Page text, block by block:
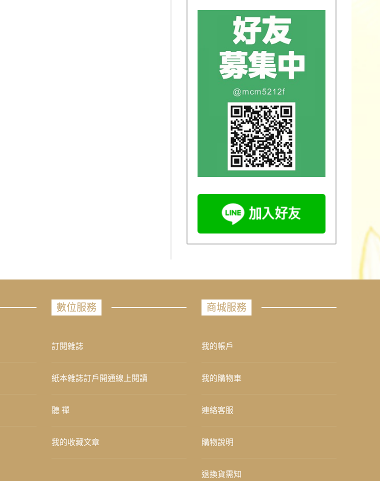
數位服務
訂閱雜誌
紙本雜誌訂戶開通線上閱讀
聽 禪
我的收藏文章
商城服務
我的帳戶
我的購物車
連絡客服
購物說明
退換貨需知